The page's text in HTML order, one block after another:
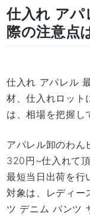
仕入れ アパ
際の注意点
仕入れ アパレル
材、仕入れロット
は、相場を把握し
アパレル卸のわん
320円~仕入れて
最短当日出荷を行
対象は、レディ
ツ デニム パンツ